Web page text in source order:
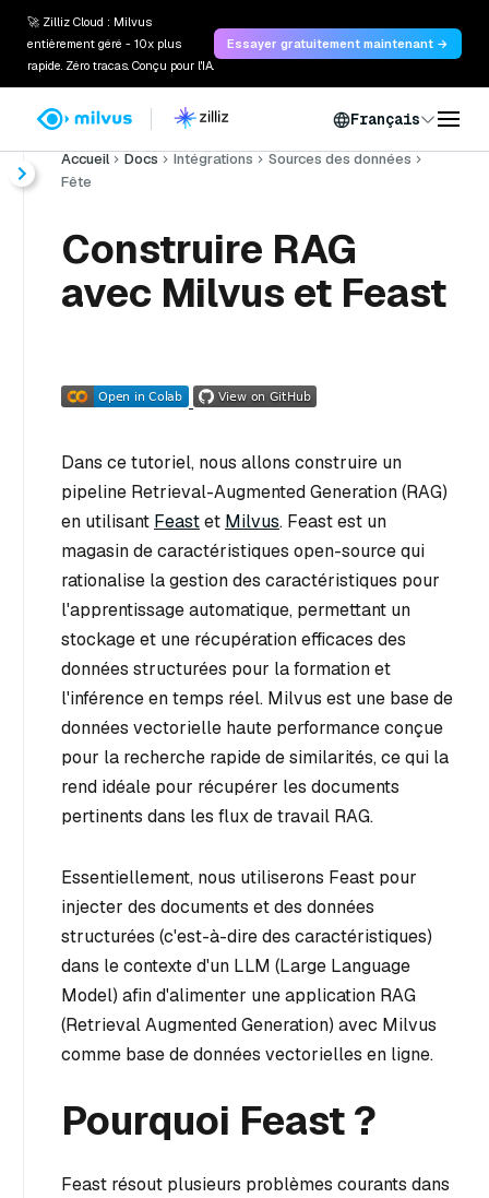
🚀 Zilliz Cloud : Milvus
entièrement géré - 10x plus
rapide. Zéro tracas. Conçu pour l'IA.
Essayer gratuitement maintenant →
Français
Accueil Docs Intégrations
Sources des données
Fête
Construire RAG
avec Milvus et Feast
Dans ce tutoriel, nous allons construire un
pipeline Retrieval-Augmented Generation (RAG)
en utilisant Feastet Milvus. Feast est un
magasin de caractéristiques open-source qui
rationalise la gestion des caractéristiques pour
l'apprentissage automatique, permettant un
stockage et une récupération efficaces des
données structurées pour la formation et
l'inférence en temps réel. Milvus est une base de
données vectorielle haute performance conçue
pour la recherche rapide de similarités, ce qui la
rend idéale pour récupérer les documents
pertinents dans les flux de travail RAG.
Essentiellement, nous utiliserons Feast pour
injecter des documents et des données
structurées (c'est-à-dire des caractéristiques)
dans le contexte d'un LLM (Large Language
Model) afin d'alimenter une application RAG
(Retrieval Augmented Generation) avec Milvus
comme base de données vectorielles en ligne.
Pourquoi Feast ?
Feast résout plusieurs problèmes courants dans